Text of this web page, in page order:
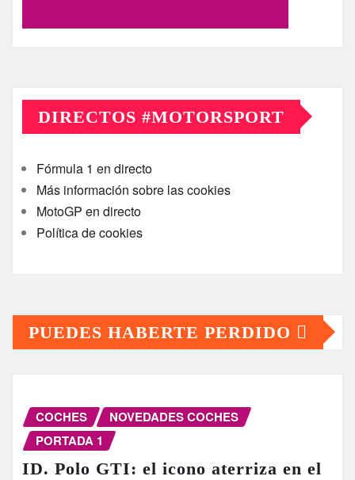
DIRECTOS #MOTORSPORT
Fórmula 1 en directo
Más información sobre las cookies
MotoGP en directo
Política de cookies
PUEDES HABERTE PERDIDO
COCHES
NOVEDADES COCHES
PORTADA 1
ID. Polo GTI: el icono aterriza en el